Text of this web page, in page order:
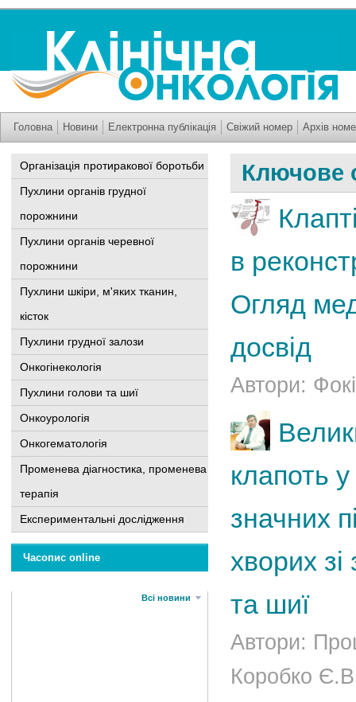
Головна Новини Електронна публікація Свіжий номер Архів
Організація протиракової боротьби
Пухлини органів грудної
порожнини
Пухлини органів черевної
порожнини
Пухлини шкіри, м'яких тканин,
кісток
Пухлини грудної залози
Онкогінекологія
Пухлини голови та шиї
Онкоурологія
Онкогематологія
Променева діагностика, променева
терапія
Експериментальні дослідження
Часопис online
Всі новини
Ключове
в
Огляд
досвід
Автори:
клапоть у
значних
хворих
та шиї
Автори:
Коробко